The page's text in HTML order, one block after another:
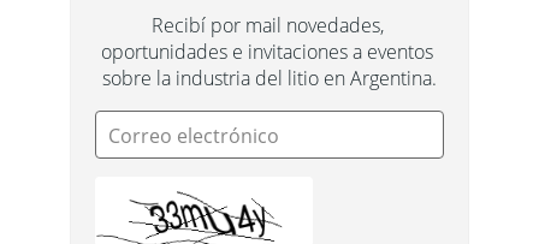
Recibí por mail novedades,
oportunidades e invitaciones a eventos
sobre la industria del litio en Argentina.
Correo electrónico